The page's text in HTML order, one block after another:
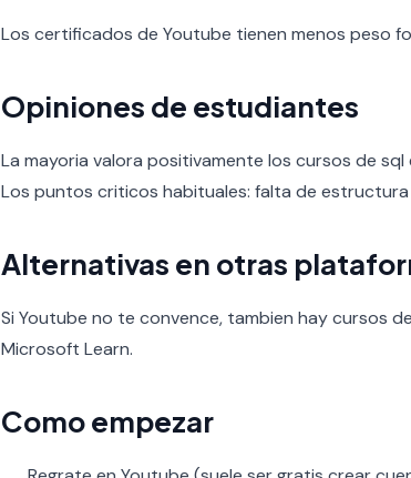
Los certificados de Youtube tienen menos peso
Opiniones de estudiantes
La mayoria valora positivamente los cursos de
Los puntos criticos habituales: falta de estructura
Alternativas en otras
Si Youtube no te convence, tambien hay cursos
Microsoft Learn.
Como empezar